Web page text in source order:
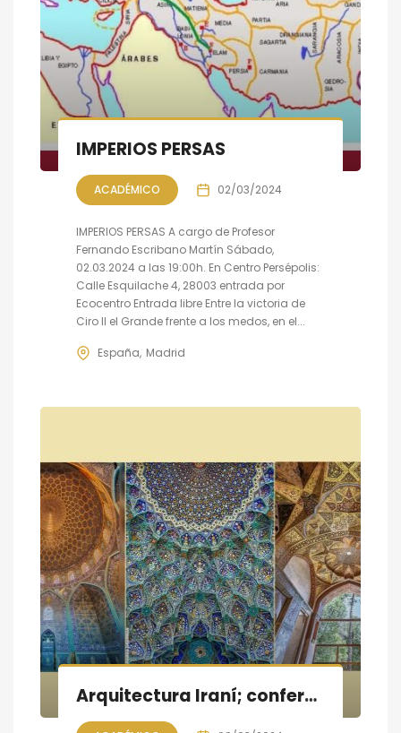
IMPERIOS PERSAS
ACADÉMICO 02/03/2024
IMPERIOS PERSAS A cargo de Profesor
Fernando Escribano Martín Sábado,
02.03.2024 a las 19:00h. En Centro Persépolis:
Calle Esquilache 4, 28003 entrada por
Ecocentro Entrada libre Entre la victoria de
Ciro II el Grande frente a los medos, en el...
España Madrid
Arquitectura Iraní; conferencia- proyección